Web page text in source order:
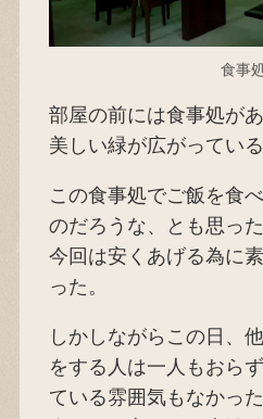
食事
部屋の前には食事処が
美しい緑が広がっている
この食事処でご飯を食
のだろうな、とも思っ
今回は安くあげる為に
った。
しかしながらこの日、
をする人は一人もおら
ている雰囲気もなかった